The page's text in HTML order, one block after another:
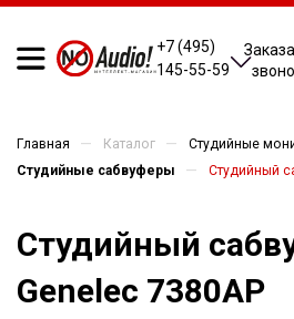
+7 (495)
145-55-59
Главная — Каталог — Студийные
Студийные сабвуферы — Студийный
Студийный
Genelec 7380AP